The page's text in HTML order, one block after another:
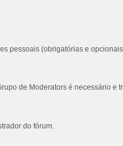
pessoais (obrigatórias e
de Moderators é necessário
do fórum.